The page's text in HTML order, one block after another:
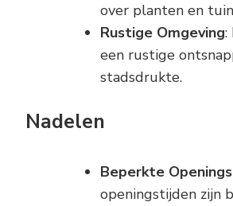
over planten en
Rustige Omgeving:
een rustige
stadsdrukte.
Nadelen
Beperkte
openingstijden zijn